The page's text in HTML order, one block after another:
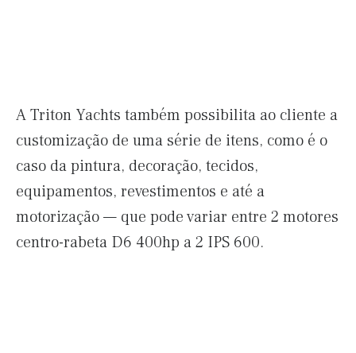
A Triton Yachts também possibilita ao cliente a
customização de uma série de itens, como é o
caso da pintura, decoração, tecidos,
equipamentos, revestimentos e até a
motorização — que pode variar entre 2 motores
centro-rabeta D6 400hp a 2 IPS 600.